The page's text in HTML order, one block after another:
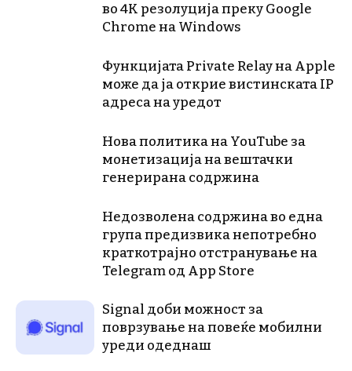
во 4K резолуција преку Google
Chrome на Windows
Функцијата Private Relay на Apple
може да ја открие вистинската IP
адреса на уредот
Нова политика на YouTube за
монетизација на вештачки
генерирана содржина
Недозволена содржина во една
група предизвика непотребно
краткотрајно отстранување на
Telegram од App Store
Signal доби можност за
поврзување на повеќе мобилни
уреди одеднаш